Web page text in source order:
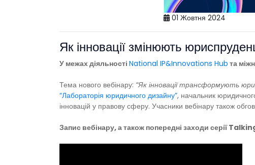
01 Жовтня 2024
Як інновації змінюють
У межах діяльності National IP&Innovations Hub та
Тема нового вебінару: “Як інновації трансформують
“Лабораторія юридичного дизайну”, начальник
інновацій у правову сферу. Учасники вебінару також
Запис вебінару, а також попередні заходи серії